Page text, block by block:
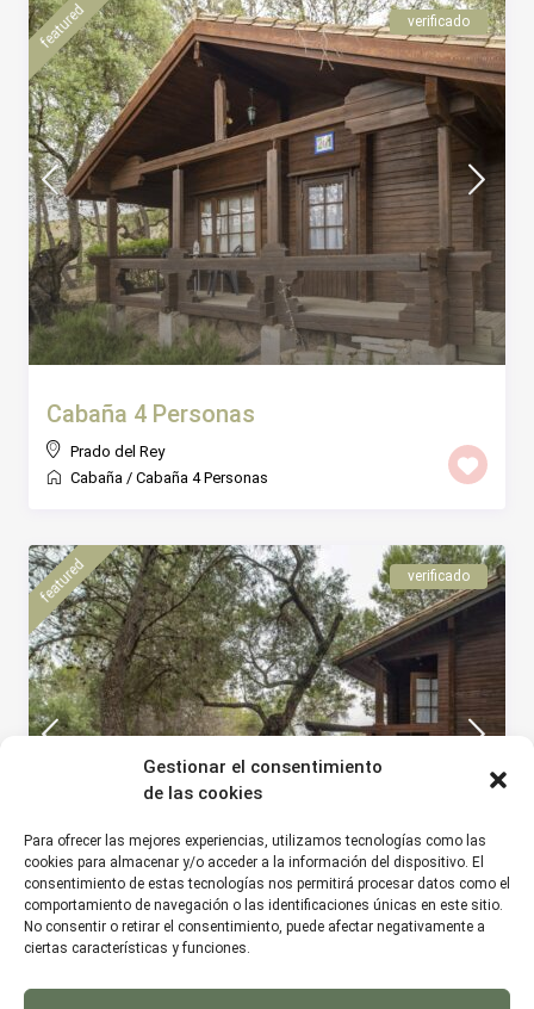
Gestionar el consentimiento
de las cookies
Para ofrecer las mejores experiencias, utilizamos tecnologías como las
cookies para almacenar y/o acceder a la información del dispositivo. El
consentimiento de estas tecnologías nos permitirá procesar datos como el
comportamiento de navegación o las identificaciones únicas en este sitio.
No consentir o retirar el consentimiento, puede afectar negativamente a
ciertas características y funciones.
featured verificado
Cabaña 4 Personas
Prado del Rey
Cabaña / Cabaña 4 Personas
featured verificado